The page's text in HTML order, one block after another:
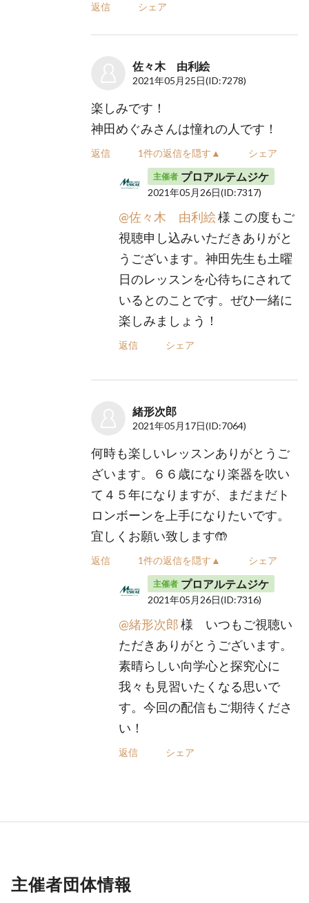
返信 シェア
佐々木 由利絵
2021年05月25日(ID:7278)
楽しみです！
神田めぐみさんは憧れの人です！
返信 1件の返信を隠す▲ シェア
主催者 プロアルテムジケ
2021年05月26日(ID:7317)
@佐々木 由利絵様 この度もご
視聴申し込みいただきありがと
うございます。神田先生も土曜
日のレッスンを心待ちにされて
いるとのことです。ぜひ一緒に
楽しみましょう！
返信 シェア
緒形次郎
2021年05月17日(ID:7064)
何時も楽しいレッスンありがとうご
ざいます。６６歳になり楽器を吹い
て４５年になりますが、まだまだト
ロンボーンを上手になりたいです。
宜しくお願い致します🤲
返信 1件の返信を隠す▲ シェア
主催者 プロアルテムジケ
2021年05月26日(ID:7316)
@緒形次郎様 いつもご視聴い
ただきありがとうございます。
素晴らしい向学心と探究心に
我々も見習いたくなる思いで
す。今回の配信もご期待くださ
い！
返信 シェア
主催者団体情報